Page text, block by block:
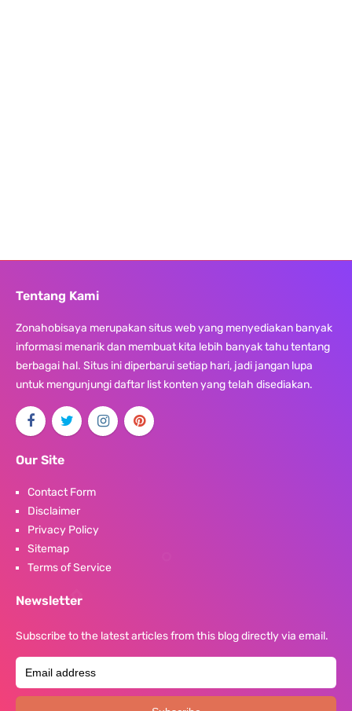
Tentang Kami
Zonahobisaya merupakan situs web yang menyediakan banyak
informasi menarik dan membuat kita lebih banyak tahu tentang
berbagai hal. Situs ini diperbarui setiap hari, jadi jangan lupa
untuk mengunjungi daftar list konten yang telah disediakan.
Our Site
Contact Form
Disclaimer
Privacy Policy
Sitemap
Terms of Service
Newsletter
Subscribe to the latest articles from this blog directly via email.